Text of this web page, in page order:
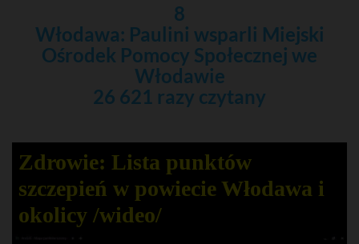
8
Włodawa: Paulini wsparli Miejski
Ośrodek Pomocy Społecznej we
Włodawie
26 621 razy czytany
Zdrowie: Lista punktów
szczepień w powiecie Włodawa i
okolicy /wideo/